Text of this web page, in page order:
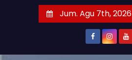
Jum. Agu 7th, 2026